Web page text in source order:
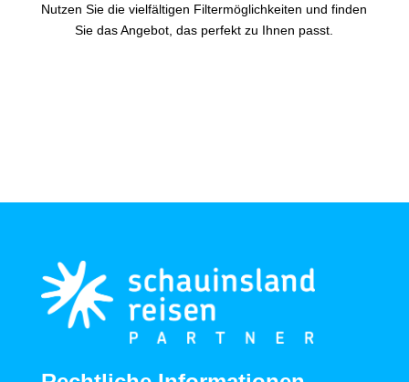
Nutzen Sie die vielfältigen Filtermöglichkeiten und finden
Sie das Angebot, das perfekt zu Ihnen passt.